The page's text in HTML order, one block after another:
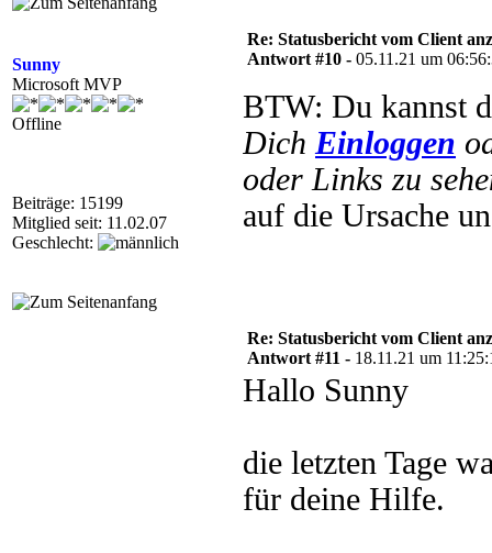
Sunny
Microsoft MVP
Offline
Beiträge: 15199
Mitglied seit: 11.02.07
Geschlecht:
Re: Statusbericht vom Client
Antwort #10 - 05.11.21 um
BTW: Du kannst
Dich Einloggen
oder Links zu
auf die Ursache
Re: Statusbericht vom Client
Antwort #11 - 18.11.21 um
Hallo Sunny
die letzten Tage
für deine Hilfe.